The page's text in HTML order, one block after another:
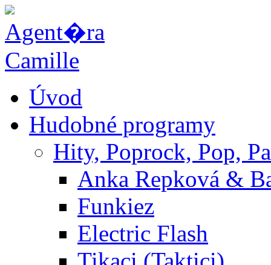
Úvod
Hudobné programy
Hity, Poprock, Pop,
Anka Repková &
Funkiez
Electric Flash